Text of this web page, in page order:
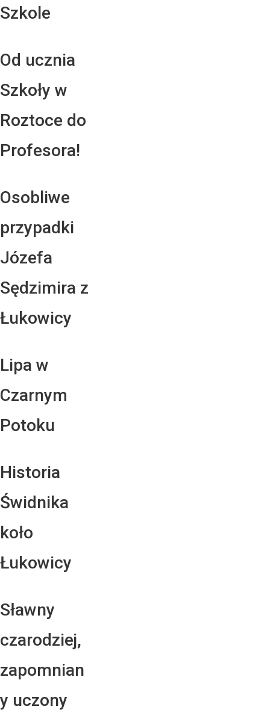
Szkole
Od ucznia
Szkoły w
Roztoce do
Profesora!
Osobliwe
przypadki
Józefa
Sędzimira z
Łukowicy
Lipa w
Czarnym
Potoku
Historia
Świdnika
koło
Łukowicy
Sławny
czarodziej,
zapomnian
y uczony